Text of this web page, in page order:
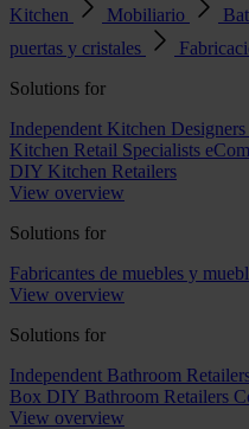
Kitchen
Mobiliario
puertas y cristales
Solutions for
Independent Kitchen
Kitchen Retail Specialists
DIY Kitchen Retailers
View overview
Solutions for
Fabricantes de muebles y
View overview
Solutions for
Independent Bathroom
Box DIY Bathroom Retailers
View overview